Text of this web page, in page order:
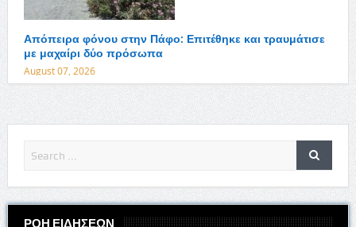
Απόπειρα φόνου στην Πάφο: Επιτέθηκε και τραυμάτισε
με μαχαίρι δύο πρόσωπα
August 07, 2026
ΡΟΗ ΕΙΔΗΣΕΩΝ